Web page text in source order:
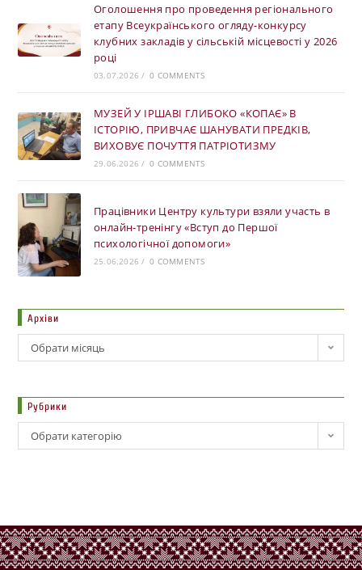
Оголошення про проведення регіонального
етапу Всеукраїнського огляду-конкурсу
клубних закладів у сільській місцевості у 2026
році
03.07.2026 / 0 COMMENTS
МУЗЕЙ У ІРШАВІ ГЛИБОКО «КОПАЄ» В
ІСТОРІЮ, ПРИВЧАЄ ШАНУВАТИ ПРЕДКІВ,
ВИХОВУЄ ПОЧУТТЯ ПАТРІОТИЗМУ
29.06.2026 / 0 COMMENTS
Працівники Центру культури взяли участь в
онлайн-тренінгу «Вступ до Першої
психологічної допомоги»
25.06.2026 / 0 COMMENTS
Архіви
Обрати місяць
Рубрики
Обрати категорію